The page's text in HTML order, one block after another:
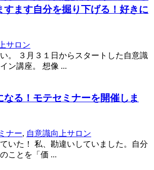
すます自分を掘り下げる！好きに
サロン
。 ３月３１日からスタートした自意識
ン講座。 想像 ...
なる！モテセミナーを開催しま
ナー, 自意識向上サロン
いた！ 私、勘違いしていました。自分
ことを「価 ...